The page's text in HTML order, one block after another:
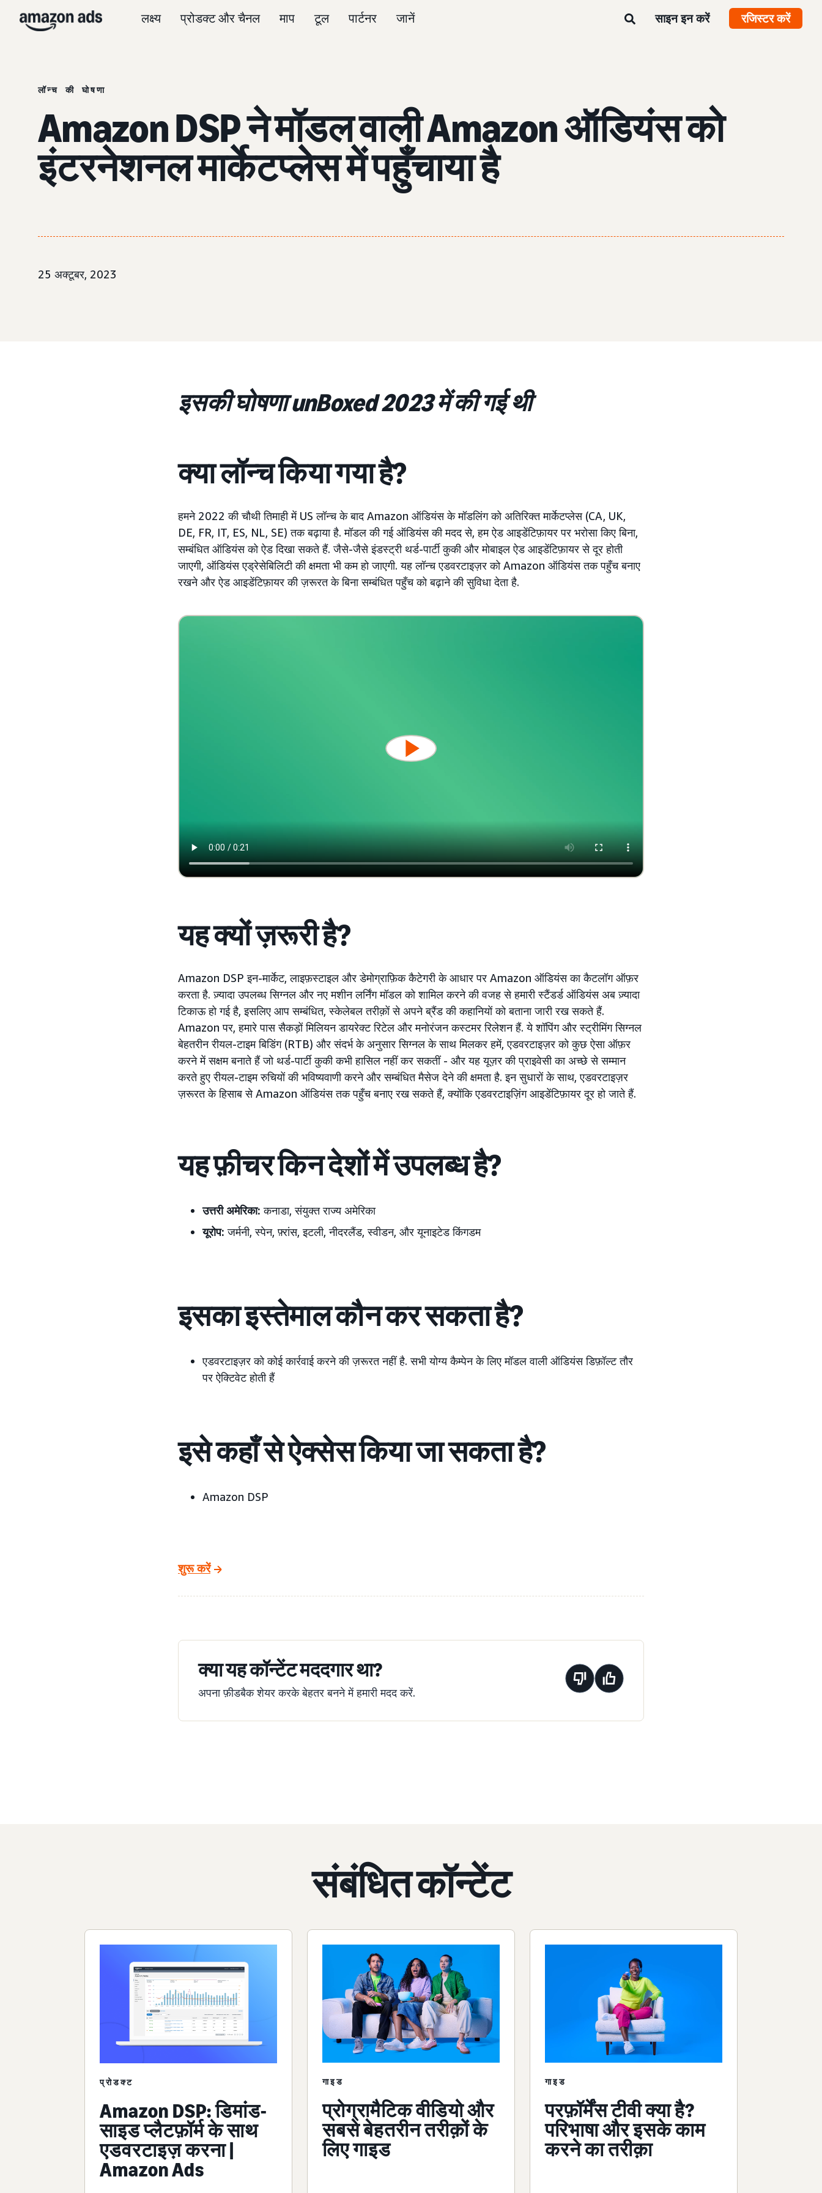
लक्ष्य प्रोडक्ट और चैनल माप टूल पार्टनर जानें साइन इन करें रजिस्टर करें
लॉन्च की घोषणा
Amazon DSP ने मॉडल वाली Amazon ऑडियंस को
इंटरनेशनल मार्केटप्लेस में पहुँचाया है
25 अक्टूबर, 2023
इसकी घोषणा unBoxed 2023 में की गई थी
क्या लॉन्च किया गया है?
हमने 2022 की चौथी तिमाही में US लॉन्च के बाद Amazon ऑडियंस के मॉडलिंग को अतिरिक्त मार्केटप्लेस (CA, UK,
DE, FR, IT, ES, NL, SE) तक बढ़ाया है. मॉडल की गई ऑडियंस की मदद से, हम ऐड आइडेंटिफ़ायर पर भरोसा किए बिना,
सम्बंधित ऑडियंस को ऐड दिखा सकते हैं. जैसे-जैसे इंडस्ट्री थर्ड-पार्टी कुकी और मोबाइल ऐड आइडेंटिफ़ायर से दूर होती
जाएगी, ऑडियंस एड्रेसेबिलिटी की क्षमता भी कम हो जाएगी. यह लॉन्च एडवरटाइज़र को Amazon ऑडियंस तक पहुँच बनाए
रखने और ऐड आइडेंटिफ़ायर की ज़रूरत के बिना सम्बंधित पहुँच को बढ़ाने की सुविधा देता है.
यह क्यों ज़रूरी है?
Amazon DSP इन-मार्केट, लाइफ़स्टाइल और डेमोग्राफ़िक कैटेगरी के आधार पर Amazon ऑडियंस का कैटलॉग ऑफ़र
करता है. ज़्यादा उपलब्ध सिग्नल और नए मशीन लर्निंग मॉडल को शामिल करने की वजह से हमारी स्टैंडर्ड ऑडियंस अब ज़्यादा
टिकाऊ हो गई है, इसलिए आप सम्बंधित, स्केलेबल तरीक़ों से अपने ब्रैंड की कहानियों को बताना जारी रख सकते हैं.
Amazon पर, हमारे पास सैकड़ों मिलियन डायरेक्ट रिटेल और मनोरंजन कस्टमर रिलेशन हैं. ये शॉपिंग और स्ट्रीमिंग सिग्नल
बेहतरीन रीयल-टाइम बिडिंग (RTB) और संदर्भ के अनुसार सिग्नल के साथ मिलकर हमें, एडवरटाइज़र को कुछ ऐसा ऑफ़र
करने में सक्षम बनाते हैं जो थर्ड-पार्टी कुकी कभी हासिल नहीं कर सकतीं - और यह यूज़र की प्राइवेसी का अच्छे से सम्मान
करते हुए रीयल-टाइम रुचियों की भविष्यवाणी करने और सम्बंधित मैसेज देने की क्षमता है. इन सुधारों के साथ, एडवरटाइज़र
ज़रूरत के हिसाब से Amazon ऑडियंस तक पहुँच बनाए रख सकते हैं, क्योंकि एडवरटाइज़िंग आइडेंटिफ़ायर दूर हो जाते हैं.
यह फ़ीचर किन देशों में उपलब्ध है?
उत्तरी अमेरिका: कनाडा,संयुक्त राज्य अमेरिका
यूरोप: जर्मनी, स्पेन, फ़्रांस, इटली, नीदरलैंड,स्वीडन, औरयूनाइटेड किंगडम
इसका इस्तेमाल कौन कर सकता है?
एडवरटाइज़र को कोई कार्रवाई करने की ज़रूरत नहीं है. सभी योग्य कैम्पेन के लिए मॉडल वाली ऑडियंस डिफ़ॉल्ट तौर
पर ऐक्टिवेट होती हैं
इसे कहाँ से ऐक्सेस किया जा सकता है?
Amazon DSP
शुरू करें
क्या यह कॉन्टेंट मददगार था?
अपना फ़ीडबैक शेयर करके बेहतर बनने में हमारी मदद करें.
संबंधित कॉन्टेंट
प्रोडक्ट
Amazon DSP: डिमांड-
साइड प्लैटफ़ॉर्म के साथ
एडवरटाइज़ करना |
Amazon Ads
गाइड
प्रोग्रामैटिक वीडियो और
सबसे बेहतरीन तरीक़ों के
लिए गाइड
गाइड
परफ़ॉर्मेंस टीवी क्या है?
परिभाषा और इसके काम
करने का तरीक़ा